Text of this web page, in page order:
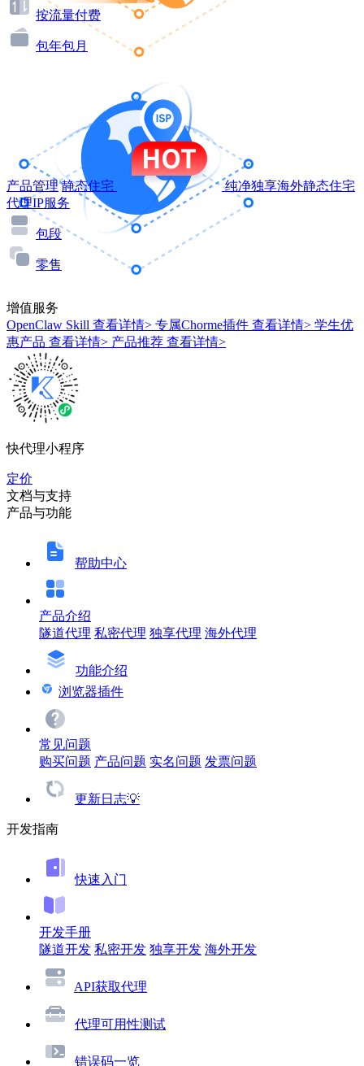
按流量付费
包年包月
产品管理 静态住宅
纯净独享海外静态住宅
代理IP服务
包段
零售
增值服务
OpenClaw Skill 查看详情> 专属Chorme插件 查看详情> 学生优
惠产品 查看详情> 产品推荐 查看详情>
快代理小程序
定价
文档与支持
产品与功能
帮助中心
产品介绍
隧道代理 私密代理 独享代理 海外代理
功能介绍
浏览器插件
常见问题
购买问题 产品问题 实名问题 发票问题
更新日志💡
开发指南
快速入门
开发手册
隧道开发 私密开发 独享开发 海外开发
API获取代理
代理可用性测试
错误码一览